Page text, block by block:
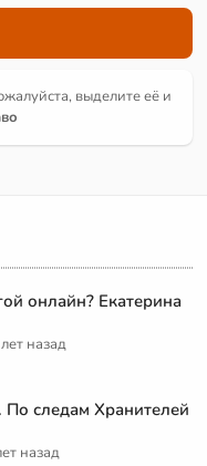
выделите её и
онлайн? Екатерина
назад
По следам Хранителей
назад